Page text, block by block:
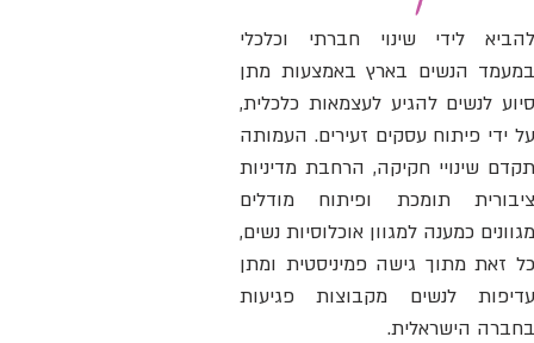
להביא לידי שינוי חברתי וכלכלי
במעמד הנשים בארץ באמצעות מתן
סיוע לנשים להגיע לעצמאות כלכלית,
על ידי פיתוח עסקים זעירים. העמותה
תקדם שינויי חקיקה, הרחבת מדיניות
ציבורית תומכת ופיתוח מודלים
מגוונים כמענה למגוון אוכלוסיות נשים,
כל זאת מתוך גישה פמיניסטית ומתן
עדיפות לנשים מקבוצות פגיעות
בחברה הישראלית.